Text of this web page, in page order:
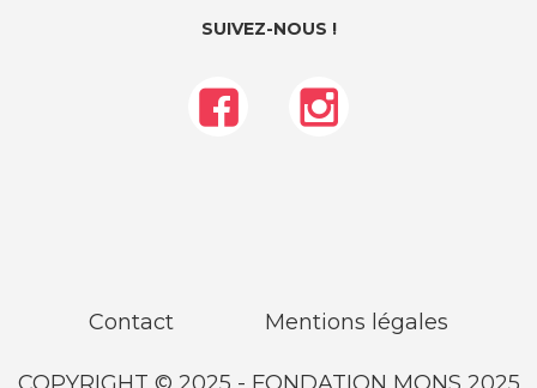
SUIVEZ-NOUS !
Contact Mentions légales